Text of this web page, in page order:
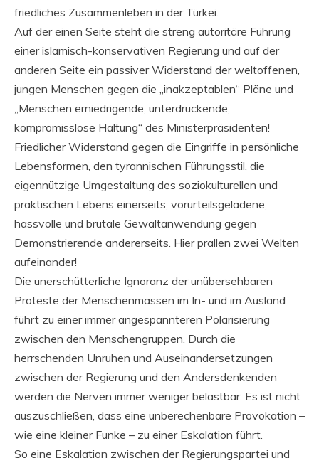
friedliches Zusammenleben in der Türkei.
Auf der einen Seite steht die streng autoritäre Führung
einer islamisch-konservativen Regierung und auf der
anderen Seite ein passiver Widerstand der weltoffenen,
jungen Menschen gegen die „inakzeptablen“ Pläne und
„Menschen erniedrigende, unterdrückende,
kompromisslose Haltung“ des Ministerpräsidenten!
Friedlicher Widerstand gegen die Eingriffe in persönliche
Lebensformen, den tyrannischen Führungsstil, die
eigennützige Umgestaltung des soziokulturellen und
praktischen Lebens einerseits, vorurteilsgeladene,
hassvolle und brutale Gewaltanwendung gegen
Demonstrierende andererseits. Hier prallen zwei Welten
aufeinander!
Die unerschütterliche Ignoranz der unübersehbaren
Proteste der Menschenmassen im In- und im Ausland
führt zu einer immer angespannteren Polarisierung
zwischen den Menschengruppen. Durch die
herrschenden Unruhen und Auseinandersetzungen
zwischen der Regierung und den Andersdenkenden
werden die Nerven immer weniger belastbar. Es ist nicht
auszuschließen, dass eine unberechenbare Provokation –
wie eine kleiner Funke – zu einer Eskalation führt.
So eine Eskalation zwischen der Regierungspartei und